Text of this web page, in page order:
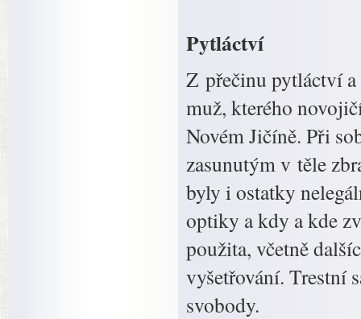
Pytláctví
Z přečinu pytláctví
muž, kterého
Novém Jičíně. Při
zasunutým v těle
byly i ostatky
optiky a kdy a kde
použita, včetně
vyšetřování. Trestní
svobody.